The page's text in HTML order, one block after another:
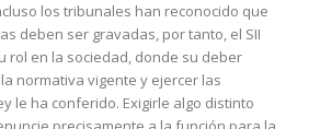
los tribunales han reconocido que
deben ser gravadas, por tanto, el SII
rol en la sociedad, donde su deber
normativa vigente y ejercer las
le ha conferido. Exigirle algo distinto